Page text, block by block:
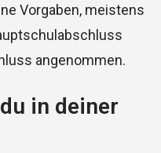
Vorgaben, meistens
angenommen.
in deiner